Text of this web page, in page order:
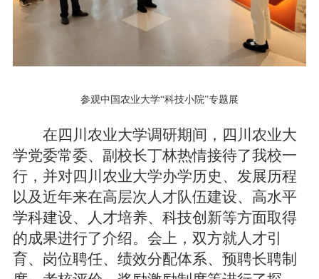
参观中国农业大学“科技小院”专题展
在四川农业大学调研期间，四川农业大
学党委常委、副校长丁林热情接待了我校一
行，并对四川农业大学办学历史、发展历程
以及近年来在高层次人才队伍建设、高水平
学科建设、人才培养、科技创新等方面取得
的成果进行了介绍。会上，双方就人才引
育、岗位聘任、绩效分配体系、预聘长聘制